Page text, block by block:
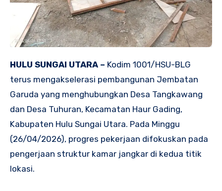
HULU SUNGAI UTARA – Kodim 1001/HSU-BLG
terus mengakselerasi pembangunan Jembatan
Garuda yang menghubungkan Desa Tangkawang
dan Desa Tuhuran, Kecamatan Haur Gading,
Kabupaten Hulu Sungai Utara. Pada Minggu
(26/04/2026), progres pekerjaan difokuskan pada
pengerjaan struktur kamar jangkar di kedua titik
lokasi.